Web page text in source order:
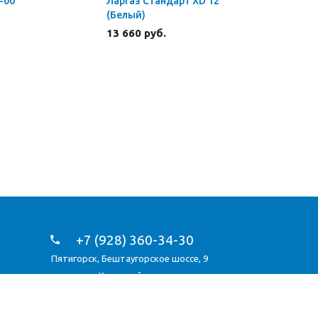
(Белый)
13 660 руб.
+7 (928) 360-34-30
Пятигорск Бештаугорское шоссе, 9
Карта сайта